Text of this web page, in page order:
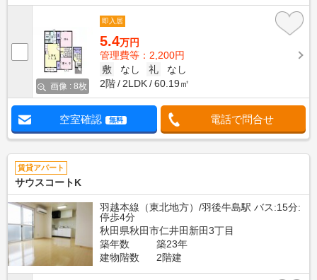
画像 : 8枚
即入居
5.4万円
管理費等：2,200円
敷
なし 礼
なし
2階
2LDK 60.19㎡
空室確認 無料 電話で問合せ
賃貸アパート
サウスコートK
羽越本線（東北地方）/羽後牛島駅 バス:15分:
停歩4分
秋田県秋田市仁井田新田3丁目
築年数
築23年
建物階数
2階建